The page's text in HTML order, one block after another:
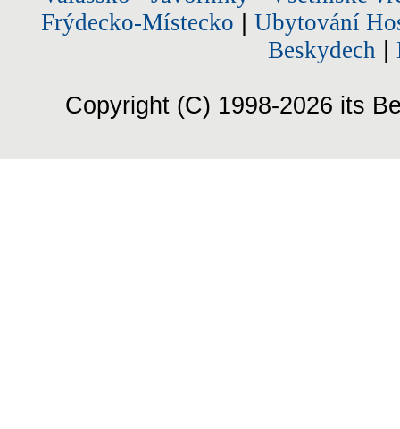
Frýdecko-Místecko
Ubytování
Beskydech
Copyright (C) 1998-2026 its